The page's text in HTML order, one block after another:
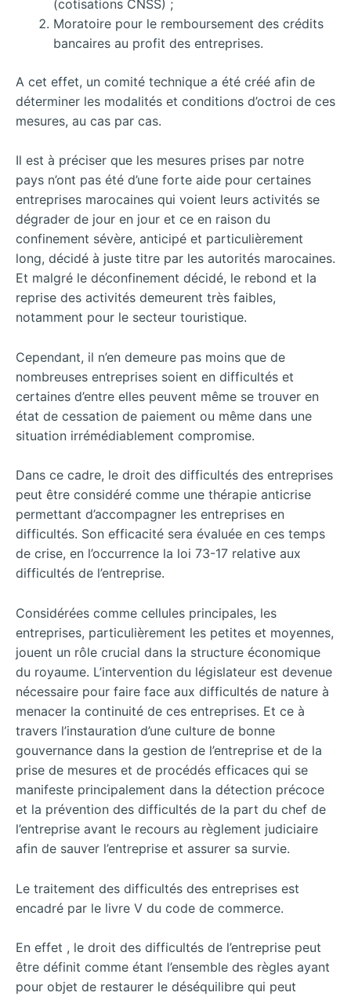
(cotisations CNSS) ;
Moratoire pour le remboursement des crédits
bancaires au profit des entreprises.
A cet effet, un comité technique a été créé afin de
déterminer les modalités et conditions d’octroi de ces
mesures, au cas par cas.
Il est à préciser que les mesures prises par notre
pays n’ont pas été d’une forte aide pour certaines
entreprises marocaines qui voient leurs activités se
dégrader de jour en jour et ce en raison du
confinement sévère, anticipé et particulièrement
long, décidé à juste titre par les autorités marocaines.
Et malgré le déconfinement décidé, le rebond et la
reprise des activités demeurent très faibles,
notamment pour le secteur touristique.
Cependant, il n’en demeure pas moins que de
nombreuses entreprises soient en difficultés et
certaines d’entre elles peuvent même se trouver en
état de cessation de paiement ou même dans une
situation irrémédiablement compromise.
Dans ce cadre, le droit des difficultés des entreprises
peut être considéré comme une thérapie anticrise
permettant d’accompagner les entreprises en
difficultés. Son efficacité sera évaluée en ces temps
de crise, en l’occurrence la loi 73-17 relative aux
difficultés de l’entreprise.
Considérées comme cellules principales, les
entreprises, particulièrement les petites et moyennes,
jouent un rôle crucial dans la structure économique
du royaume. L’intervention du législateur est devenue
nécessaire pour faire face aux difficultés de nature à
menacer la continuité de ces entreprises. Et ce à
travers l’instauration d’une culture de bonne
gouvernance dans la gestion de l’entreprise et de la
prise de mesures et de procédés efficaces qui se
manifeste principalement dans la détection précoce
et la prévention des difficultés de la part du chef de
l’entreprise avant le recours au règlement judiciaire
afin de sauver l’entreprise et assurer sa survie.
Le traitement des difficultés des entreprises est
encadré par le livre V du code de commerce.
En effet , le droit des difficultés de l’entreprise peut
être définit comme étant l’ensemble des règles ayant
pour objet de restaurer le déséquilibre qui peut